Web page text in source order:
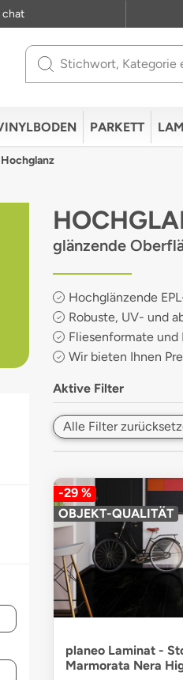
chat
Use
down
to
Press
enter
selected
search
result.
Touch
users
use
touch
gestures.
PARKETT
glänzende
Hochglänzende
Robuste, UV- und
Fliesenformate
Wir bieten Ihnen
Aktive Filter
Alle Filter
-29 %
OBJEKT-QUALITÄT
planeo Laminat -
Marmorata Nera